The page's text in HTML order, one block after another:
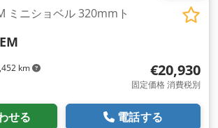
km
ミニショベル 320mmト
€20,930
固定価格 消費税別
せる 電話する